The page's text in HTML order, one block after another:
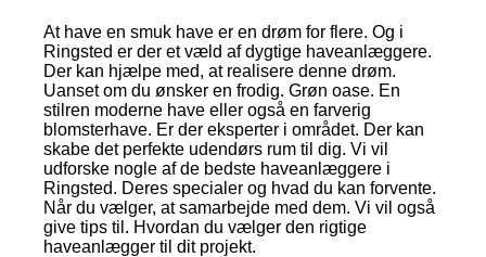
At have en smuk have er en drøm for flere. Og i
Ringsted er der et væld af dygtige haveanlæggere.
Der kan hjælpe med, at realisere denne drøm.
Uanset om du ønsker en frodig. Grøn oase. En
stilren moderne have eller også en farverig
blomsterhave. Er der eksperter i området. Der kan
skabe det perfekte udendørs rum til dig. Vi vil
udforske nogle af de bedste haveanlæggere i
Ringsted. Deres specialer og hvad du kan forvente.
Når du vælger, at samarbejde med dem. Vi vil også
give tips til. Hvordan du vælger den rigtige
haveanlægger til dit projekt.